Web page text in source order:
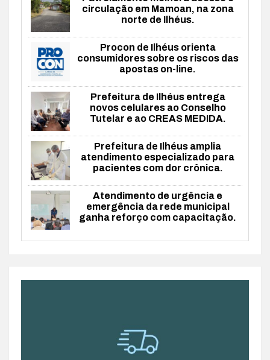
circulação em Mamoan, na zona
norte de Ilhéus.
Procon de Ilhéus orienta
consumidores sobre os riscos das
apostas on-line.
Prefeitura de Ilhéus entrega
novos celulares ao Conselho
Tutelar e ao CREAS MEDIDA.
Prefeitura de Ilhéus amplia
atendimento especializado para
pacientes com dor crônica.
Atendimento de urgência e
emergência da rede municipal
ganha reforço com capacitação.